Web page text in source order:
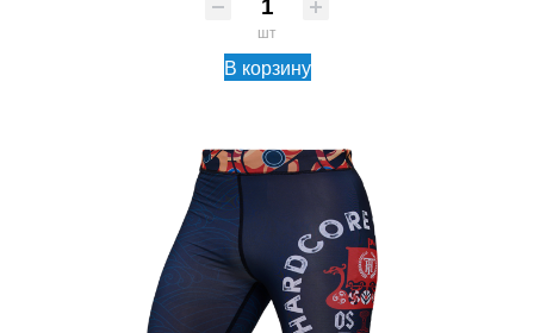
шт
В корзину